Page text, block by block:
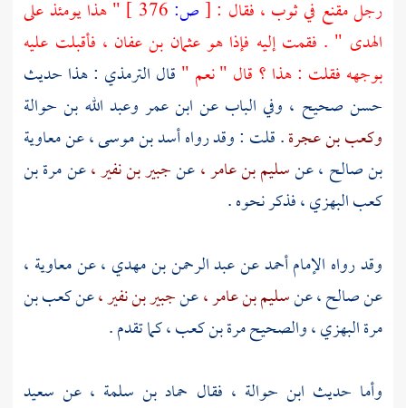
رجل مقنع في ثوب ، فقال : [ص:
" هذا يومئذ على
الهدى " . فقمت إليه فإذا هوعثمان بن عفان ، فأقبلت عليه
بوجهه فقلت : هذا ؟ قال " نعم " قال الترمذي : هذا حديث
حسن صحيح ، وفي الباب عن ابن عمر وعبد الله بن حوالة
وكعب بن عجرة. قلت : وقد رواهأسد بن موسى ،عنمعاوية
بن صالح ،عنسليم بن عامر ،عنجبير بن نفير ،عنمرة بن
كعب البهزي ،فذكر نحوه .
وقد رواه الإمامأحمدعنعبد الرحمن بن مهدي ،عنمعاوية ،
عنصالح ،عنسليم بن عامر ،عنجبير بن نفير ،عنكعب بن
مرة البهزي ،والصحيحمرة بن كعب ،كما تقدم .
وأما حديث ابن حوالة ، فقال حماد بن سلمة ، عن سعيد